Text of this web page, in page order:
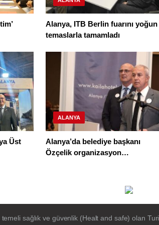
Alanya, ITB Berlin fuarını yoğun
temaslarla tamamladı
Üst
ALANYA
Alanya’da belediye başkanı
Özçelik organizasyon
sağlık ve güvenlik (Healt and safe) olan